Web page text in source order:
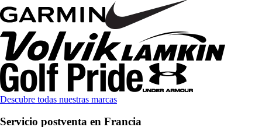
Descubre todas nuestras marcas
Servicio postventa en Francia